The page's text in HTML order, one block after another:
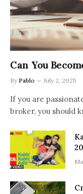
Can You
By Pablo July 2, 2025
If you are
broker, you should